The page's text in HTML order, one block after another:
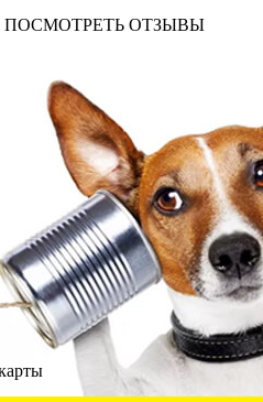
ПОСМОТРЕТЬ ОТЗЫВЫ